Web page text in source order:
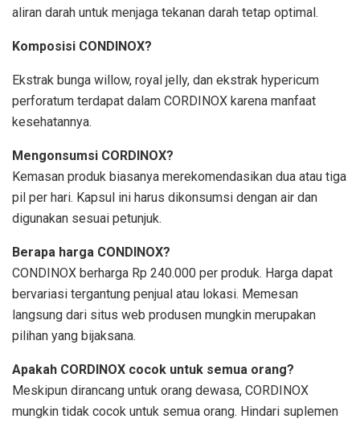
aliran darah untuk menjaga tekanan darah tetap optimal.
Komposisi CONDINOX?
Ekstrak bunga willow, royal jelly, dan ekstrak hypericum
perforatum terdapat dalam CORDINOX karena manfaat
kesehatannya.
Mengonsumsi CORDINOX?
Kemasan produk biasanya merekomendasikan dua atau tiga
pil per hari. Kapsul ini harus dikonsumsi dengan air dan
digunakan sesuai petunjuk.
Berapa harga CONDINOX?
CONDINOX berharga Rp 240.000 per produk. Harga dapat
bervariasi tergantung penjual atau lokasi. Memesan
langsung dari situs web produsen mungkin merupakan
pilihan yang bijaksana.
Apakah CORDINOX cocok untuk semua orang?
Meskipun dirancang untuk orang dewasa, CORDINOX
mungkin tidak cocok untuk semua orang. Hindari suplemen